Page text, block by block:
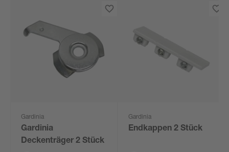
Gardinia
Gardinia
Deckenträger 2 Stück
Gardinia
Endkappen 2 Stück